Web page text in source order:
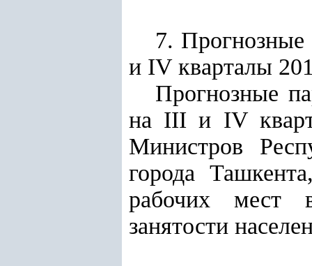
7. Прогнозные
и IV кварталы
Прогнозные
на III и IV
Министров
города
рабочих мест
занятости